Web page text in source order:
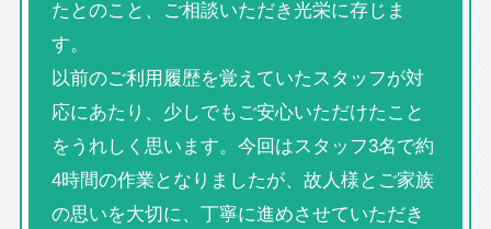
たとのこと、ご相談いただき光栄に存じま
す。
以前のご利用履歴を覚えていたスタッフが対
応にあたり、少しでもご安心いただけたこと
をうれしく思います。今回はスタッフ3名で約
4時間の作業となりましたが、故人様とご家族
の思いを大切に、丁寧に進めさせていただき